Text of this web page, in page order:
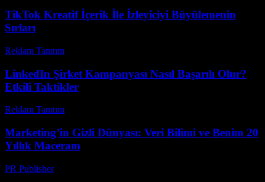
TikTok Kreatif İçerik İle İzleyiciyi Büyülemenin
Sırları
Reklam Tanıtım
LinkedIn Şirket Kampanyası Nasıl Başarılı Olur?
Etkili Taktikler
Reklam Tanıtım
Marketing’in Gizli Dünyası: Veri Bilimi ve Benim 20
Yıllık Maceram
PR Publisher-